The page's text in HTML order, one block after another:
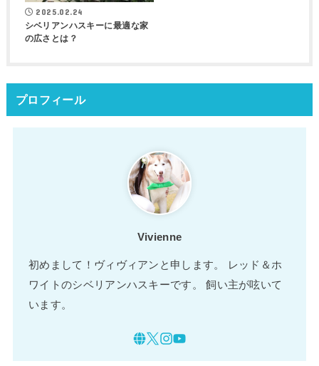
2025.02.24
シベリアンハスキーに最適な家
の広さとは？
プロフィール
Vivienne
初めまして！ヴィヴィアンと申します。 レッド＆ホ
ワイトのシベリアンハスキーです。 飼い主が呟いて
います。